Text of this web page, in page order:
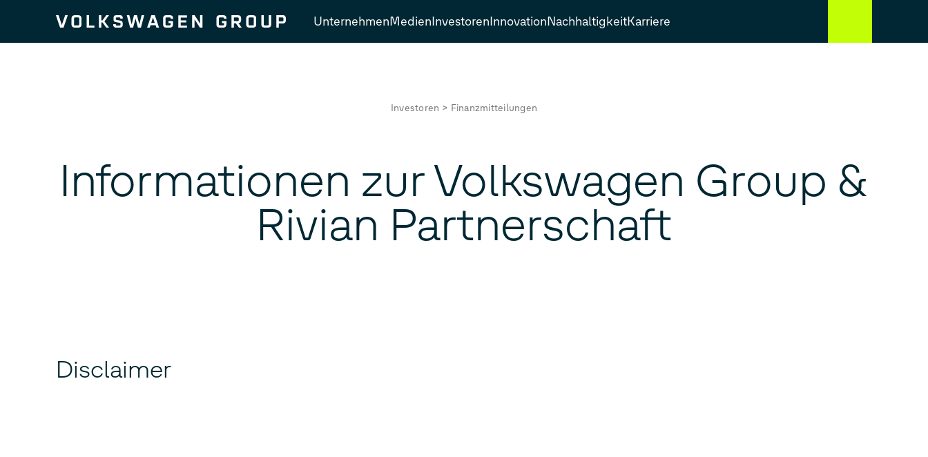
UnternehmenMedienInvestorenInnovationNachhaltigkeitKarriere
Investoren > Finanzmitteilungen
Informationen zur Volkswagen Group &
Rivian Partnerschaft
Disclaimer